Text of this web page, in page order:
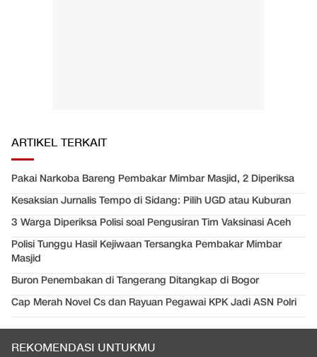
ARTIKEL TERKAIT
Pakai Narkoba Bareng Pembakar Mimbar Masjid, 2 Diperiksa
Kesaksian Jurnalis Tempo di Sidang: Pilih UGD atau Kuburan
3 Warga Diperiksa Polisi soal Pengusiran Tim Vaksinasi Aceh
Polisi Tunggu Hasil Kejiwaan Tersangka Pembakar Mimbar
Masjid
Buron Penembakan di Tangerang Ditangkap di Bogor
Cap Merah Novel Cs dan Rayuan Pegawai KPK Jadi ASN Polri
REKOMENDASI UNTUKMU